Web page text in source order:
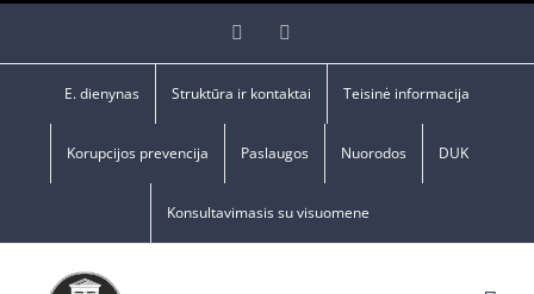
Facebook
E. dienynas Struktūra ir kontaktai Teisinė informacija
Korupcijos prevencija Paslaugos Nuorodos DUK
Konsultavimasis su visuomene